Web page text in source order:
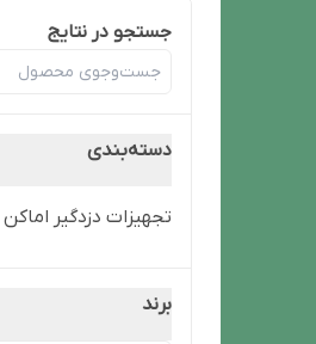
جستجو در نتایج
دسته‌بندی
تجهیزات دزدگیر اماکن
برند